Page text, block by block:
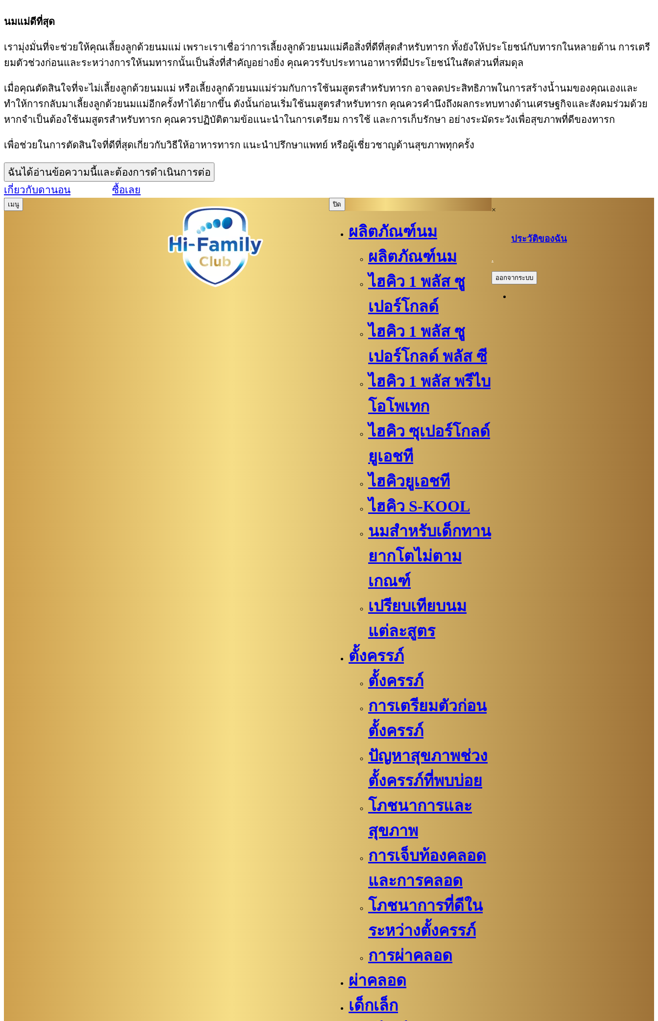
นมแม่ดีที่สุด
เรามุ่งมั่นที่จะช่วยให้คุณเลี้ยงลูกด้วยนมแม่ เพราะเราเชื่อว่าการเลี้ยงลูกด้วยนมแม่คือสิ่งที่ดีที่สุดสำหรับทารก ทั้งยังให้ประโยชน์กับทารกในหลายด้าน การเตรี
ยมตัวช่วงก่อนและระหว่างการให้นมทารกนั้นเป็นสิ่งที่สำคัญอย่างยิ่ง คุณควรรับประทานอาหารที่มีประโยชน์ในสัดส่วนที่สมดุล
เมื่อคุณตัดสินใจที่จะไม่เลี้ยงลูกด้วยนมแม่ หรือเลี้ยงลูกด้วยนมแม่ร่วมกับการใช้นมสูตรสำหรับทารก อาจลดประสิทธิภาพในการสร้างน้ำนมของคุณเองและ
ทำให้การกลับมาเลี้ยงลูกด้วยนมแม่อีกครั้งทำได้ยากขึ้น ดังนั้นก่อนเริ่มใช้นมสูตรสำหรับทารก คุณควรคำนึงถึงผลกระทบทางด้านเศรษฐกิจและสังคมร่วมด้วย
หากจำเป็นต้องใช้นมสูตรสำหรับทารก คุณควรปฏิบัติตามข้อแนะนำในการเตรียม การใช้ และการเก็บรักษา อย่างระมัดระวังเพื่อสุขภาพที่ดีของทารก
เพื่อช่วยในการตัดสินใจที่ดีที่สุดเกี่ยวกับวิธีให้อาหารทารก แนะนำปรึกษาแพทย์ หรือผู้เชี่ยวชาญด้านสุขภาพทุกครั้ง
ฉันได้อ่านข้อความนี้และต้องการดำเนินการต่อ
เกี่ยวกับดานอน
ซื้อเลย
เมนู ปิด
ผลิตภัณฑ์นม
ผลิตภัณฑ์นม
ไฮคิว 1 พลัส ซู
เปอร์โกลด์
ไฮคิว 1 พลัส ซู
เปอร์โกลด์ พลัส ซี
ไฮคิว​ 1 พลัส พรีไบ
โอโพเทก
ไฮคิว​​ ซุเปอร์โกลด์
ยูเอชที
ไฮคิวยูเอชที
ไฮคิว S-KOOL
นมสำหรับเด็กทาน
ยากโตไม่ตาม
เกณฑ์
เปรียบเทียบนม
แต่ละสูตร
ตั้งครรภ์
ตั้งครรภ์
การเตรียมตัวก่อน
ตั้งครรภ์​
ปัญหาสุขภาพช่วง
ตั้งครรภ์ที่พบบ่อย
โภชนาการและ
สุขภาพ
การเจ็บท้องคลอด
และการคลอด
โภชนาการที่ดีใน
ระหว่างตั้งครรภ์
การผ่าคลอด
ผ่าคลอด
เด็กเล็ก
×
ประวัติของฉัน
.
ออกจากระบบ